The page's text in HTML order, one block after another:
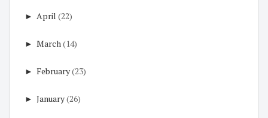
► April (22)
► March(14)
► February(23)
► January(26)